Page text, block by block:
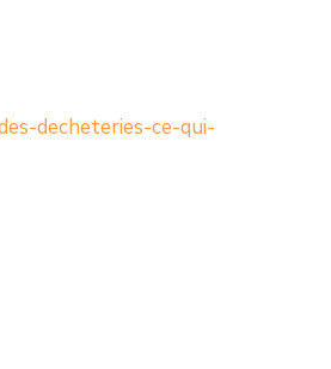
decheteries-ce-qui-